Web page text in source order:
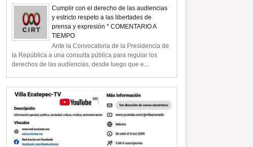
Cumplir con el derecho de las audiencias
y estricto respeto a las libertades de
prensa y expresión * COMENTARIO A
TIEMPO
Ante la Convocatoria de la Presidencia de
la República a una consulta pública para regular los
derechos de las audiencias, desde luego que e...